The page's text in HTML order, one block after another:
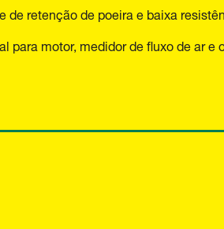
de retenção de poeira e baixa
para motor, medidor de fluxo de ar